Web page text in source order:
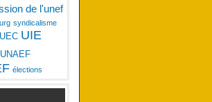
de l'unef
syndicalisme
UEC UIE
UNAEF
élections